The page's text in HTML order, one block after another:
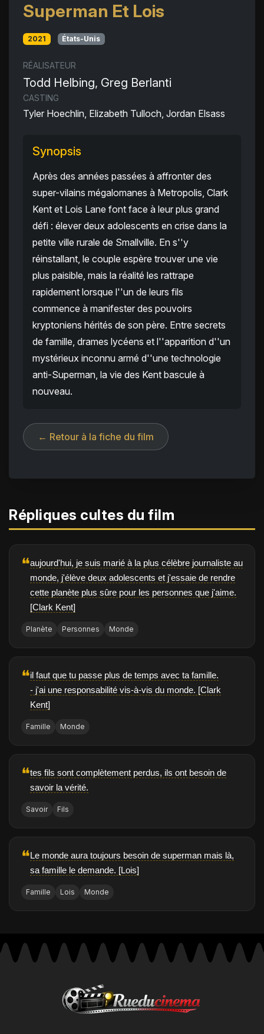
Superman Et Lois
2021 États-Unis
RÉALISATEUR
Todd Helbing, Greg Berlanti
CASTING
Tyler Hoechlin, Elizabeth Tulloch, Jordan Elsass
Synopsis
Après des années passées à affronter des
super-vilains mégalomanes à Metropolis, Clark
Kent et Lois Lane font face à leur plus grand
défi : élever deux adolescents en crise dans la
petite ville rurale de Smallville. En s''y
réinstallant, le couple espère trouver une vie
plus paisible, mais la réalité les rattrape
rapidement lorsque l''un de leurs fils
commence à manifester des pouvoirs
kryptoniens hérités de son père. Entre secrets
de famille, drames lycéens et l''apparition d''un
mystérieux inconnu armé d''une technologie
anti-Superman, la vie des Kent bascule à
nouveau.
← Retour à la fiche du film
Répliques cultes du film
❝aujourd'hui, je suis marié à la plus célèbre journaliste au
monde, j'élève deux adolescents et j'essaie de rendre
cette planète plus sûre pour les personnes que j'aime.
[Clark Kent]
Planète Personnes Monde
❝il faut que tu passe plus de temps avec ta famille.
- j'ai une responsabilité vis-à-vis du monde. [Clark
Kent]
Famille Monde
❝tes fils sont complètement perdus, ils ont besoin de
savoir la vérité.
Savoir Fils
❝Le monde aura toujours besoin de superman mais là,
sa famille le demande. [Lois]
Famille Lois Monde